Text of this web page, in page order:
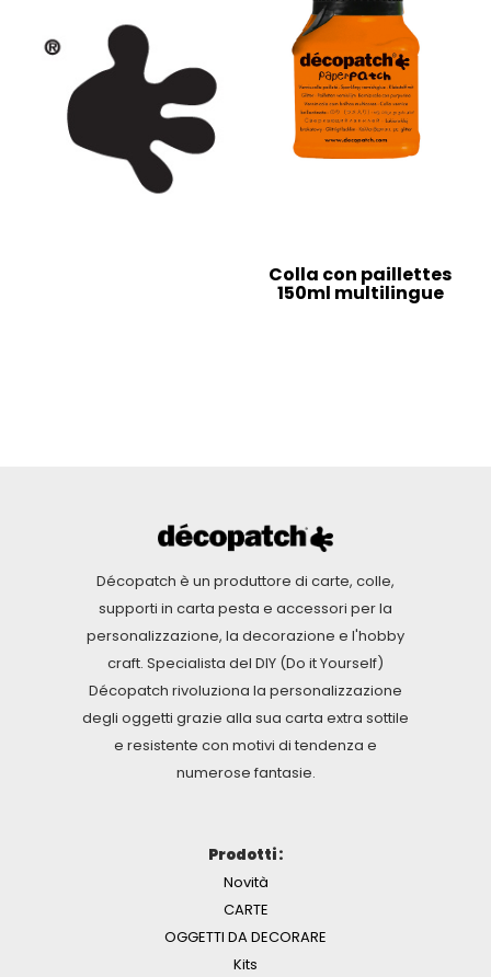
Colla con paillettes
150ml multilingue
Décopatch è un produttore di carte, colle,
supporti in carta pesta e accessori per la
personalizzazione, la decorazione e l'hobby
craft. Specialista del DIY (Do it Yourself)
Décopatch rivoluziona la personalizzazione
degli oggetti grazie alla sua carta extra sottile
e resistente con motivi di tendenza e
numerose fantasie.
Prodotti :
Novità
CARTE
OGGETTI DA DECORARE
Kits